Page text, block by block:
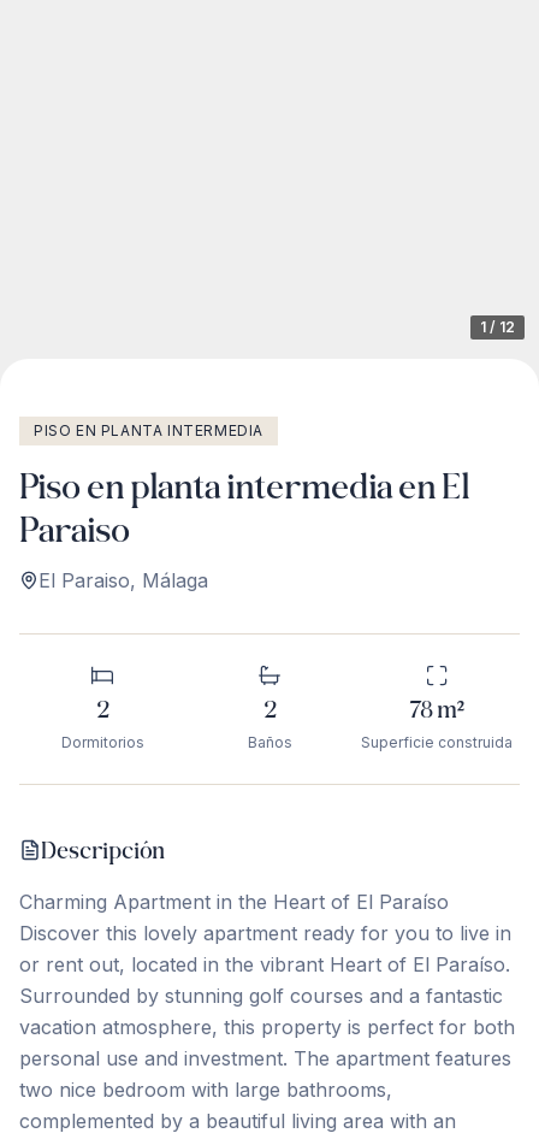
1 / 12
PISO EN PLANTA INTERMEDIA
Piso en planta intermedia en El
Paraiso
El Paraiso, Málaga
2
Dormitorios
2
Baños
78m²
Superficie construida
Descripción
Charming Apartment in the Heart of El Paraíso
Discover this lovely apartment ready for you to live in
or rent out, located in the vibrant Heart of El Paraíso.
Surrounded by stunning golf courses and a fantastic
vacation atmosphere, this property is perfect for both
personal use and investment. The apartment features
two nice bedroom with large bathrooms,
complemented by a beautiful living area with an